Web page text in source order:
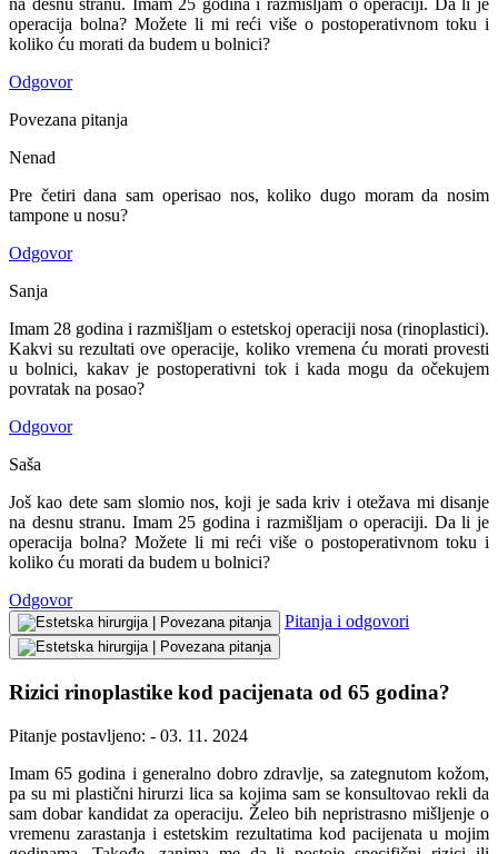
na desnu stranu. Imam 25 godina i razmišljam o operaciji. Da li je
operacija bolna? Možete li mi reći više o postoperativnom toku i
koliko ću morati da budem u bolnici?
Odgovor
Povezana pitanja
Nenad
Pre četiri dana sam operisao nos, koliko dugo moram da nosim
tampone u nosu?
Odgovor
Sanja
Imam 28 godina i razmišljam o estetskoj operaciji nosa (rinoplastici).
Kakvi su rezultati ove operacije, koliko vremena ću morati provesti
u bolnici, kakav je postoperativni tok i kada mogu da očekujem
povratak na posao?
Odgovor
Saša
Još kao dete sam slomio nos, koji je sada kriv i otežava mi disanje
na desnu stranu. Imam 25 godina i razmišljam o operaciji. Da li je
operacija bolna? Možete li mi reći više o postoperativnom toku i
koliko ću morati da budem u bolnici?
Odgovor
Pitanja i odgovori
Rizici rinoplastike kod pacijenata od 65 godina?
Pitanje postavljeno: - 03. 11. 2024
Imam 65 godina i generalno dobro zdravlje, sa zategnutom kožom,
pa su mi plastični hirurzi lica sa kojima sam se konsultovao rekli da
sam dobar kandidat za operaciju. Želeo bih nepristrasno mišljenje o
vremenu zarastanja i estetskim rezultatima kod pacijenata u mojim